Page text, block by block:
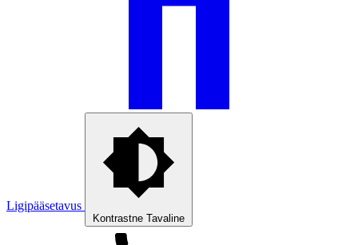
Ligipääsetavus
Kontrastne Tavaline